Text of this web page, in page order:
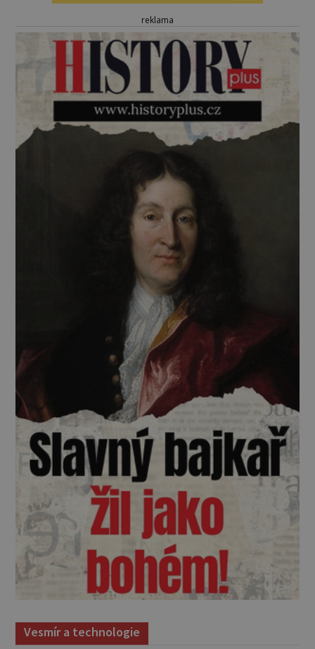
reklama
Vesmír a technologie